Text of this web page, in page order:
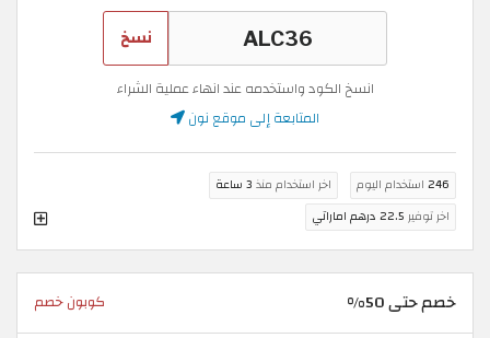
نسخ
انسخ الكود واستخدمه عند انهاء عملية الشراء
المتابعة إلى موقع نون
246 استخدام اليوم اخر استخدام منذ 3 ساعة
اخر توفير 22.5 درهم اماراتي
خصم حتى 50% كوبون خصم